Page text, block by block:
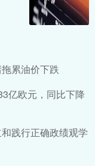
累油价下跌
亿欧元，同比下降
践行正确政绩观学